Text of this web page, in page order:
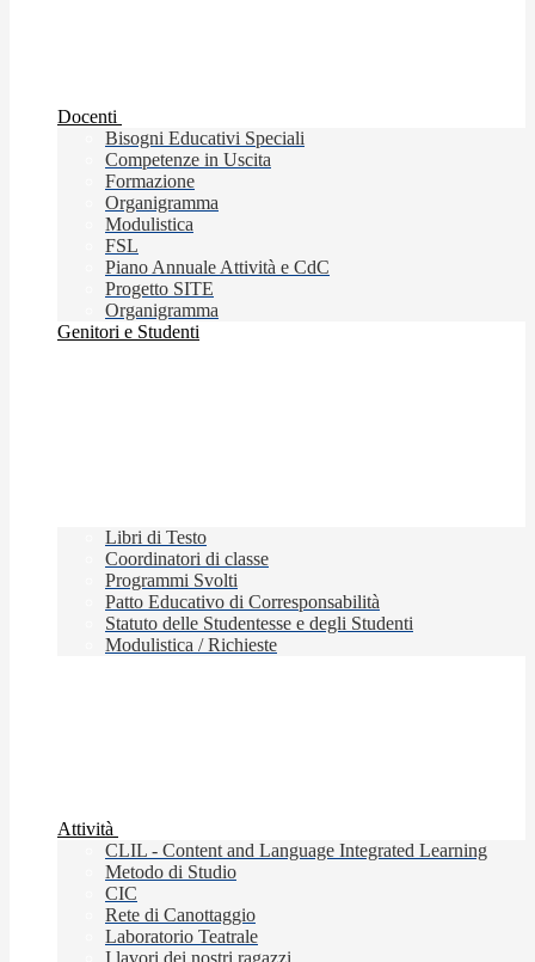
Docenti
Bisogni Educativi Speciali
Competenze in Uscita
Formazione
Organigramma
Modulistica
FSL
Piano Annuale Attività e CdC
Progetto SITE
Organigramma
Genitori e Studenti
Libri di Testo
Coordinatori di classe
Programmi Svolti
Patto Educativo di Corresponsabilità
Statuto delle Studentesse e degli Studenti
Modulistica / Richieste
Attività
CLIL - Content and Language Integrated Learning
Metodo di Studio
CIC
Rete di Canottaggio
Laboratorio Teatrale